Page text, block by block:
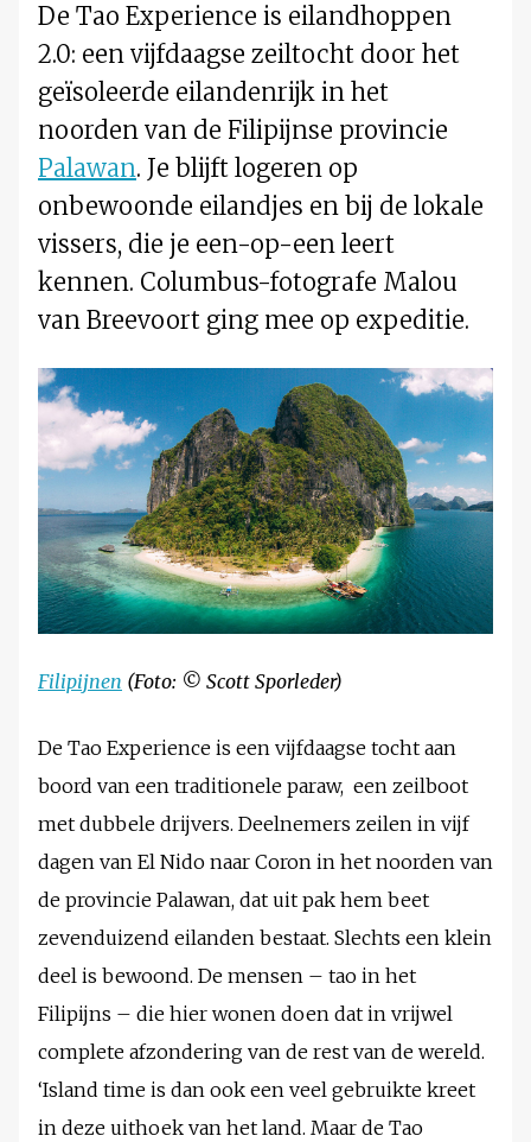
De Tao Experience is eilandhoppen
2.0: een vijfdaagse zeiltocht door het
geïsoleerde eilandenrijk in het
noorden van de Filipijnse provincie
Palawan. Je blijft logeren op
onbewoonde eilandjes en bij de lokale
vissers, die je een-op-een leert
kennen. Columbus-fotografe Malou
van Breevoort ging mee op expeditie.
Filipijnen (Foto: © Scott Sporleder)
De Tao Experience is een vijfdaagse tocht aan
boord van een traditionele paraw, een zeilboot
met dubbele drijvers. Deelnemers zeilen in vijf
dagen van El Nido naar Coron in het noorden van
de provincie Palawan, dat uit pak hem beet
zevenduizend eilanden bestaat. Slechts een klein
deel is bewoond. De mensen – tao in het
Filipijns – die hier wonen doen dat in vrijwel
complete afzondering van de rest van de wereld.
‘Island time is dan ook een veel gebruikte kreet
in deze uithoek van het land. Maar de Tao